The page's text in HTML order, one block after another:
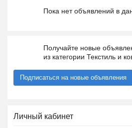
Пока нет объявлений в
Получайте новые
из категории Текстиль и
Подписаться на новые объявления
Личный кабинет